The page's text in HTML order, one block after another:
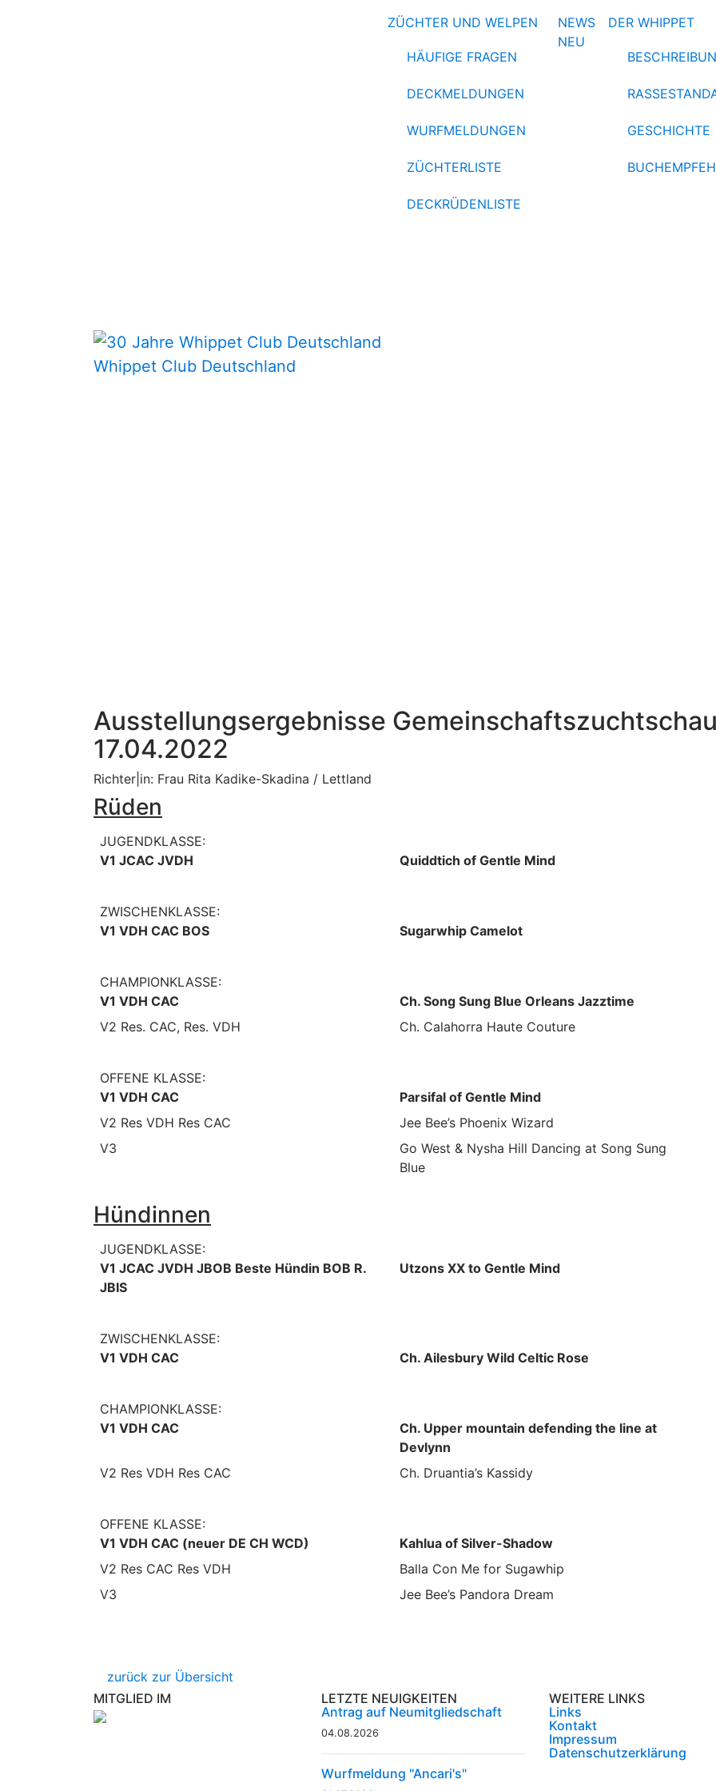
Whippet Club Deutschland
ZÜCHTER UND WELPEN
HÄUFIGE FRAGEN
DECKMELDUNGEN
WURFMELDUNGEN
ZÜCHTERLISTE
DECKRÜDENLISTE
NEWS
NEU
DER WHIPPET
GESCHICHTE
Ausstellungsergebnisse
17.04.2022
Richter|in: Frau Rita Kadike-Skadina / Lettland
Rüden
JUGENDKLASSE:
V1 JCAC JVDH
Quiddtich of Gentle Mind
ZWISCHENKLASSE:
V1 VDH CAC BOS
Sugarwhip Camelot
CHAMPIONKLASSE:
V1 VDH CAC
Ch. Song Sung Blue Orleans Jazztime
V2 Res. CAC, Res. VDH
Ch. Calahorra Haute Couture
OFFENE KLASSE:
V1 VDH CAC
Parsifal of Gentle Mind
V2 Res VDH Res CAC
Jee Bee’s Phoenix Wizard
V3
Go West & Nysha Hill Dancing at Song Sung
Blue
Hündinnen
JUGENDKLASSE:
V1 JCAC JVDH JBOB Beste Hündin BOB R.
JBIS
Utzons XX to Gentle Mind
ZWISCHENKLASSE:
V1 VDH CAC
Ch. Ailesbury Wild Celtic Rose
CHAMPIONKLASSE:
V1 VDH CAC
Ch. Upper mountain defending the line at
Devlynn
V2 Res VDH Res CAC
Ch. Druantia’s Kassidy
OFFENE KLASSE:
V1 VDH CAC (neuer DE CH WCD)
Kahlua of Silver-Shadow
V2 Res CAC Res VDH
Balla Con Me for Sugawhip
V3
Jee Bee’s Pandora Dream
zurück zur Übersicht
MITGLIED IM
LETZTE NEUIGKEITEN
Antrag auf Neumitgliedschaft
04.08.2026
Wurfmeldung "Ancari's"
WEITERE LINKS
Links
Kontakt
Impressum
Datenschutzerklärung